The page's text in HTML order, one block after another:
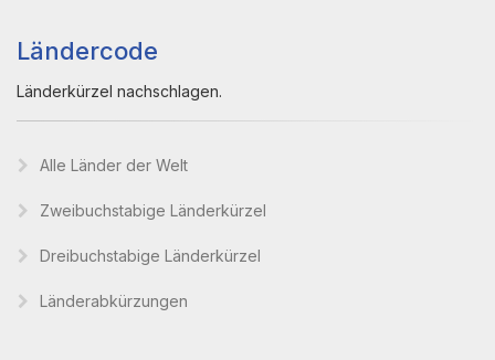
Ländercode
Länderkürzel nachschlagen.
Alle Länder der Welt
Zweibuchstabige Länderkürzel
Dreibuchstabige Länderkürzel
Länderabkürzungen